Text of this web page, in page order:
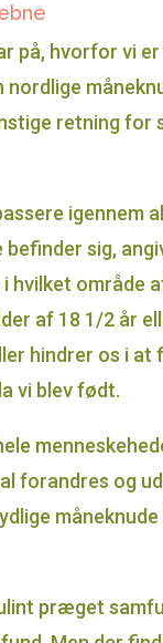
på, hvorfor vi
nordlige
retning
igennem
sig,
hvilket
af 18 1/2 år
hindrer os i at
vi blev født.
forandres og
præget